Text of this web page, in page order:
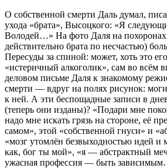
О собственной смерти Даль думал,
ухода «брата», Высоцкого: «Я
Володей…» На фото Даля на похоронах
действительно брата по несчастью)
Пересуды за спиной: может, хоть это
«истеричный алкоголик», сам во
деловом письме Даля к знакомому
смерти — вдруг на полях рисунок:
к ней. А эти беспощадные записи в
(теперь они изданы)? «Подари мне
надо мне искать грязь на стороне, её
самом», этой «собственной гнуси» и
«мозг утомлён безвыходностью идей и
как, бог ты мой», «я — абстрактный
ужасная профессия — быть